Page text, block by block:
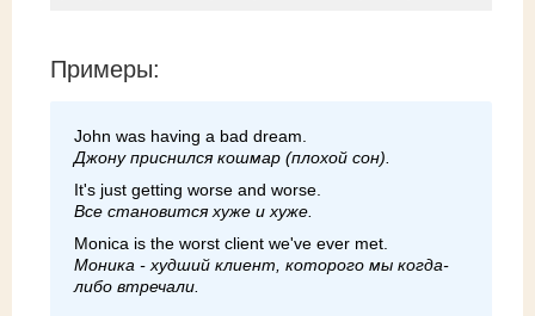
Примеры:
John was having a bad dream.
Джону приснился кошмар (плохой сон).
It's just getting worse and worse.
Все становится хуже и хуже.
Monica is the worst client we've ever met.
Моника - худший клиент, которого мы когда-
либо втречали.